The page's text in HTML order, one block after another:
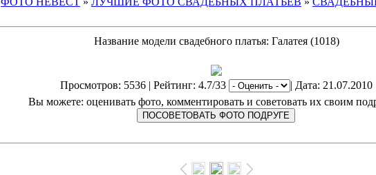
Название модели свадебного платья: Галатея (1018)
Просмотров: 5536 | Рейтинг: 4.7/33
| Дата: 21.07.2010
Вы можете: оценивать фото, комментировать и советовать их своим